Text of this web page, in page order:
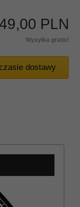
00 PLN
Wysyłka gratis!
dostawy